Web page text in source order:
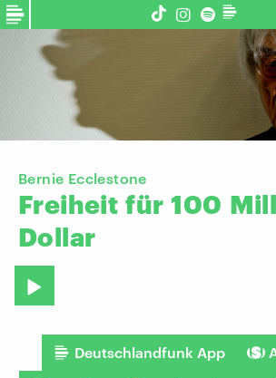
Bernie Ecclestone
Freiheit für 100
Dollar
Deutschlandfunk App